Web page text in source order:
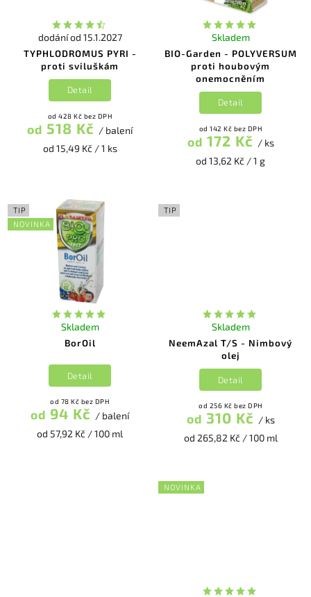
TYPHLODROMUS PYRI -
proti sviluškám
dodání od 15.1.2027
od 428 Kč bez DPH
od 518 Kč / balení
od 15,49 Kč / 1 ks
Detail
BIO-Garden - POLYVERSUM
proti houbovým
onemocněním
Skladem
od 142 Kč bez DPH
od 172 Kč / ks
od 13,62 Kč / 1 g
Detail
TIP
NOVINKA
BorOil
Skladem
od 78 Kč bez DPH
od 94 Kč / balení
od 57,92 Kč / 100 ml
Detail
TIP
NeemAzal T/S - Nimbový
olej
Skladem
od 256 Kč bez DPH
od 310 Kč / ks
od 265,82 Kč / 100 ml
Detail
NOVINKA